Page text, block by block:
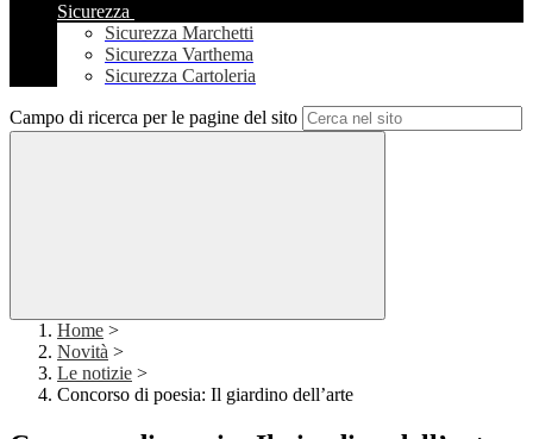
Sicurezza
Sicurezza Marchetti
Sicurezza Varthema
Sicurezza Cartoleria
Campo di ricerca per le pagine del sito
Home >
Novità >
Le notizie >
Concorso di poesia: Il giardino dell’arte